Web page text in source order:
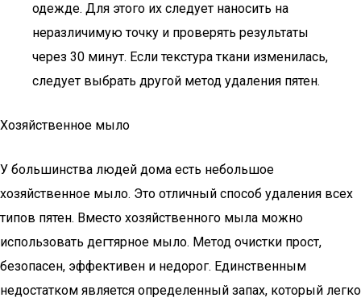
одежде. Для этого их следует наносить на
неразличимую точку и проверять результаты
через 30 минут. Если текстура ткани изменилась,
следует выбрать другой метод удаления пятен.
Хозяйственное мыло
У большинства людей дома есть небольшое
хозяйственное мыло. Это отличный способ удаления всех
типов пятен. Вместо хозяйственного мыла можно
использовать дегтярное мыло. Метод очистки прост,
безопасен, эффективен и недорог. Единственным
недостатком является определенный запах, который легко